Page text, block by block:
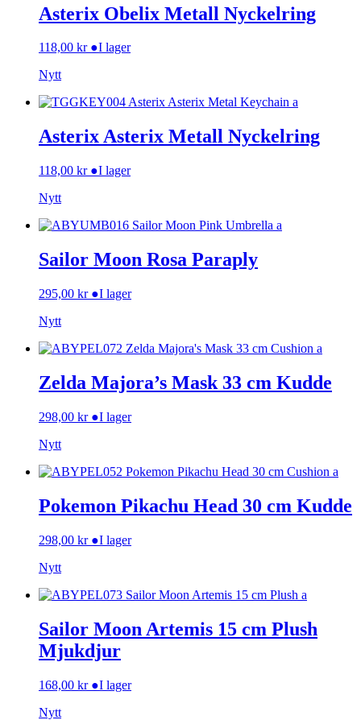
Asterix Obelix Metall Nyckelring
118,00 kr ●I lager
Nytt
Asterix Asterix Metall Nyckelring
118,00 kr ●I lager
Nytt
Sailor Moon Rosa Paraply
295,00 kr ●I lager
Nytt
Zelda Majora’s Mask 33 cm Kudde
298,00 kr ●I lager
Nytt
Pokemon Pikachu Head 30 cm Kudde
298,00 kr ●I lager
Nytt
Sailor Moon Artemis 15 cm Plush
Mjukdjur
168,00 kr ●I lager
Nytt